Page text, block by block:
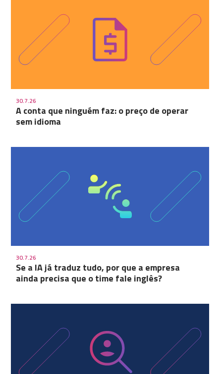
30.7.26
A conta que ninguém faz: o preço de operar
sem idioma
30.7.26
Se a IA já traduz tudo, por que a empresa
ainda precisa que o time fale inglês?